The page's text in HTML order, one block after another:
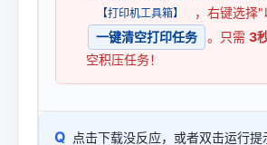
【打印机工具箱】
，右键选择
一键清空打印任务
。只需 3
空积压任务！
Q 点击下载没反应，或者双击运行提